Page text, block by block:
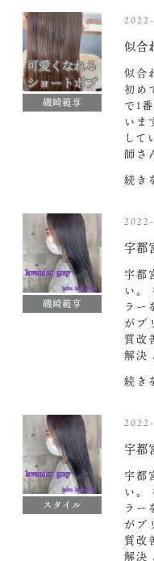
磯崎範享
似合
似合
初め
で1
いま
して
師さ
続き
磯崎範享
宇都
宇都
い。
ラー
がブ
質改
解決
続き
スタイル
宇都
宇都
い。
ラー
がブ
質改
解決